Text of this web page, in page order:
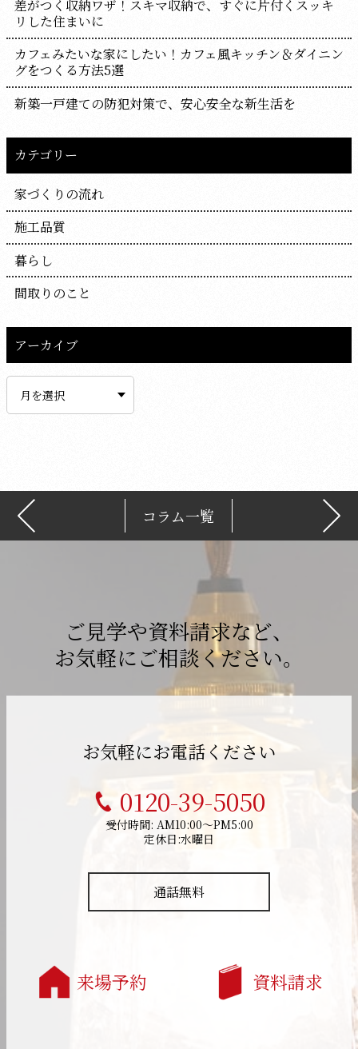
差がつく収納ワザ！スキマ収納で、すぐに片付くスッキ
リした住まいに
カフェみたいな家にしたい！カフェ風キッチン＆ダイニン
グをつくる方法5選
新築一戸建ての防犯対策で、安心安全な新生活を
カテゴリー
家づくりの流れ
施工品質
暮らし
間取りのこと
アーカイブ
イ
コラム一覧
ご見学や資料請求など、
お気軽にご相談ください。
お気軽にお電話ください
0120-39-5050
受付時間: AM10:00～PM5:00
定休日:水曜日
通話無料
来場予約 資料請求